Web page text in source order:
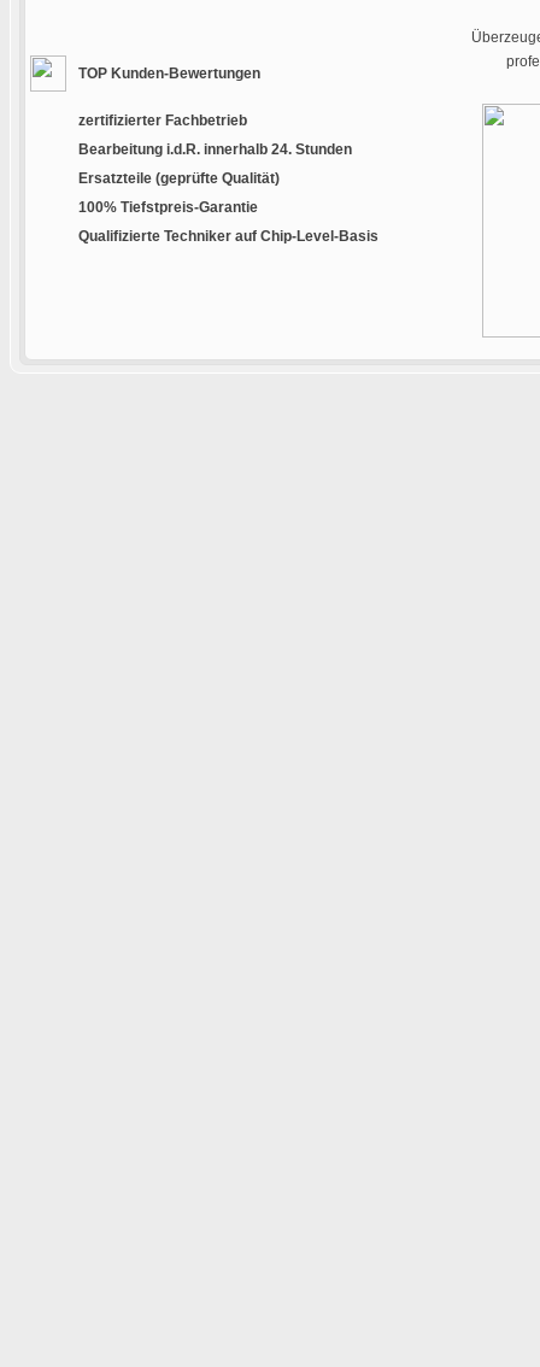
TOP Kunden-Bewertungen
zertifizierter Fachbetrieb
Bearbeitung i.d.R. innerhalb 24. Stunden
Ersatzteile (geprüfte Qualität)
100% Tiefstpreis-Garantie
Qualifizierte Techniker auf Chip-Level-Basis